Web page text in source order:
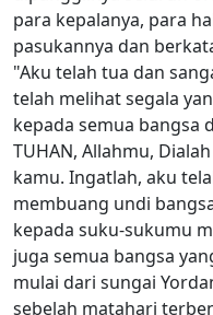
para kepalanya, para
pasukannya dan
"Aku telah tua dan
telah melihat segala
kepada semua bangsa
TUHAN, Allahmu,
kamu. Ingatlah, aku
membuang undi
kepada suku-sukumu
juga semua bangsa
mulai dari sungai
sebelah matahari